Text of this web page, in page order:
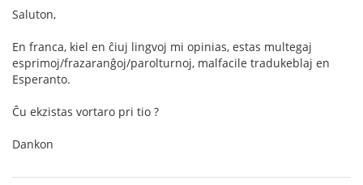
Saluton,
En franca, kiel en ĉiuj lingvoj mi opinias, estas multegaj
esprimoj/frazaranĝoj/parolturnoj, malfacile tradukeblaj en
Esperanto.
Ĉu ekzistas vortaro pri tio ?
Dankon